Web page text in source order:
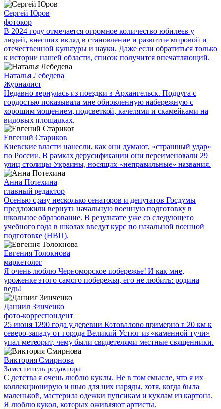
Сергей Юров
фотокор
В 2024 году отмечается огромное количество юбилеев у
людей, внесших вклад в становление и развитие мировой и
отечественной культуры и науки. Даже если обратиться только
к истории нашей области, список получится впечатляющий.
Наталья Лебедева
Журналист
Недавно вернулась из поездки в Архангельск. Подруга с
гордостью показывала мне обновленную набережную с
хорошим мощением, подсветкой, качелями и скамейками на
видовых площадках.
Евгений Стариков
Киевские власти нанесли, как они думают, «страшный удар»
по России. В рамках дерусификации они переименовали 29
улиц столицы Украины, носящих «неправильные» названия.
Анна Потехина
главный редактор
Осенью сразу несколько сенаторов и депутатов Госдумы
предложили вернуть начальную военную подготовку в
школьное образование. В результате уже со следующего
учебного года в школах введут курс по начальной военной
подготовке (НВП).
Евгения Толокнова
маркетолог
Я очень люблю Черноморское побережье! И как мне,
уроженке этого самого побережья, его не любить: родина
ведь!
Даниил Зинченко
фото-корреспондент
25 июня 1290 года у деревни Котовалово примерно в 20 км к
северо-западу от города Великий Устюг из «каменной тучи»
упал метеорит, чему были свидетелями местные священники.
Виктория Смирнова
Заместитель редактора
С детства я очень люблю куклы. Не в том смысле, что я их
коллекционирую и шью для них наряды, хотя, когда была
маленькой, мастерила одежки пупсикам и куклам из картона.
Я люблю кукол, которых оживляют артисты.